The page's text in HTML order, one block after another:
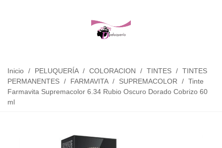
Inicio / PELUQUERÍA / COLORACION / TINTES / TINTES
PERMANENTES / FARMAVITA / SUPREMACOLOR / Tinte
Farmavita Supremacolor 6.34 Rubio Oscuro Dorado Cobrizo 60
ml